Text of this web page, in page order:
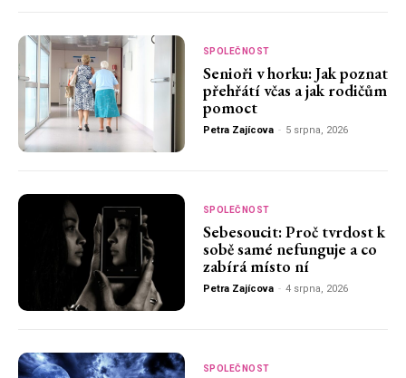
SPOLEČNOST
Senioři v horku: Jak poznat
přehřátí včas a jak rodičům
pomoct
Petra Zajícova - 5 srpna, 2026
SPOLEČNOST
Sebesoucit: Proč tvrdost k
sobě samé nefunguje a co
zabírá místo ní
Petra Zajícova - 4 srpna, 2026
SPOLEČNOST